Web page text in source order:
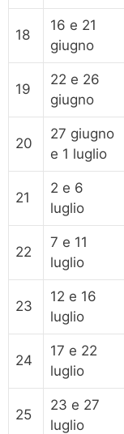
18
16 e 21
giugno
19
22 e 26
giugno
20
27 giugno
e 1 luglio
21
2 e 6
luglio
22
7 e 11
luglio
23
12 e 16
luglio
24
17 e 22
luglio
25
23 e 27
luglio